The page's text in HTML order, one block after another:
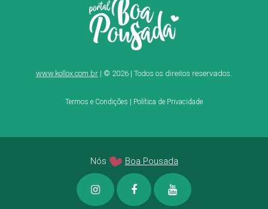
www.kollox.com.br | © 2026 | Todos os direitos reservados.
Termos e Condições | Política de Privacidade
Nós Boa Pousada